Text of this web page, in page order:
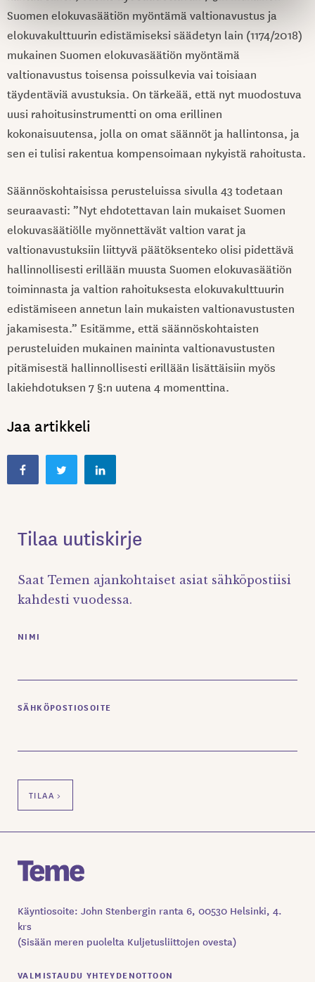
Suomen elokuvasäätiön myöntämä valtionavustus ja
elokuvakulttuurin edistämiseksi säädetyn lain (1174/2018)
mukainen Suomen elokuvasäätiön myöntämä
valtionavustus toisensa poissulkevia vai toisiaan
täydentäviä avustuksia. On tärkeää, että nyt muodostuva
uusi rahoitusinstrumentti on oma erillinen
kokonaisuutensa, jolla on omat säännöt ja hallintonsa, ja
sen ei tulisi rakentua kompensoimaan nykyistä rahoitusta.
Säännöskohtaisissa perusteluissa sivulla 43 todetaan
seuraavasti: ”Nyt ehdotettavan lain mukaiset Suomen
elokuvasäätiölle myönnettävät valtion varat ja
valtionavustuksiin liittyvä päätöksenteko olisi pidettävä
hallinnollisesti erillään muusta Suomen elokuvasäätiön
toiminnasta ja valtion rahoituksesta elokuvakulttuurin
edistämiseen annetun lain mukaisten valtionavustusten
jakamisesta.” Esitämme, että säännöskohtaisten
perusteluiden mukainen maininta valtionavustusten
pitämisestä hallinnollisesti erillään lisättäisiin myös
lakiehdotuksen 7 §:n uutena 4 momenttina.
Jaa artikkeli
Tilaa uutiskirje
Saat Temen ajankohtaiset asiat sähköpostiisi
kahdesti vuodessa.
NIMI
SÄHKÖPOSTIOSOITE
Käyntiosoite: John Stenbergin ranta 6, 00530 Helsinki, 4.
krs
(Sisään meren puolelta Kuljetusliittojen ovesta)
VALMISTAUDU YHTEYDENOTTOON